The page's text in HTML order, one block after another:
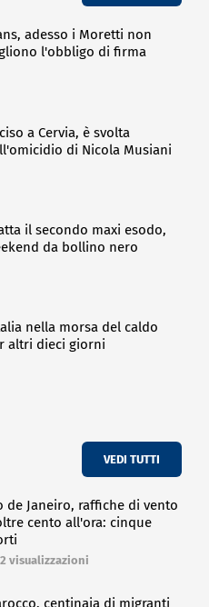
adesso i Moretti non
l'obbligo di firma
a Cervia, è svolta
di Nicola Musiani
il secondo maxi esodo,
da bollino nero
nella morsa del caldo
altri dieci giorni
VEDI TUTTI
de Janeiro, raffiche di vento
cento all'ora: cinque
2 visualizzazioni
centinaia di migranti